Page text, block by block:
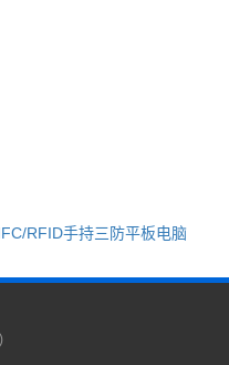
RFID手持三防平板电脑